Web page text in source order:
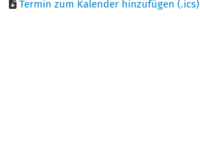
Termin zum Kalender hinzufügen (.ics)